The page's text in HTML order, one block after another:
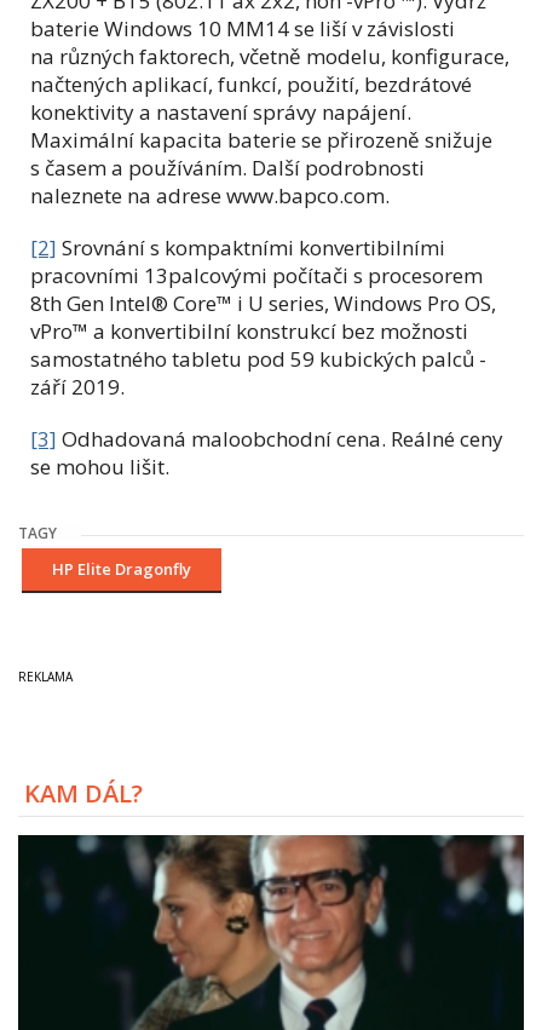
baterie Windows 10 MM14 se liší v závislosti
na různých faktorech, včetně modelu, konfigurace,
načtených aplikací, funkcí, použití, bezdrátové
konektivity a nastavení správy napájení.
Maximální kapacita baterie se přirozeně snižuje
s časem a používáním. Další podrobnosti
naleznete na adrese www.bapco.com.
[2] Srovnání s kompaktními konvertibilními
pracovními 13palcovými počítači s procesorem
8th Gen Intel® Core™ i U series, Windows Pro OS,
vPro™ a konvertibilní konstrukcí bez možnosti
samostatného tabletu pod 59 kubických palců -
září 2019.
[3] Odhadovaná maloobchodní cena. Reálné ceny
se mohou lišit.
TAGY
HP Elite Dragonfly
KAM DÁL?